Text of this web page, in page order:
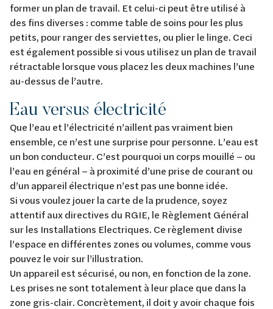
former un plan de travail. Et celui-ci peut être utilisé à
des fins diverses : comme table de soins pour les plus
petits, pour ranger des serviettes, ou plier le linge. Ceci
est également possible si vous utilisez un plan de travail
rétractable lorsque vous placez les deux machines l’une
au-dessus de l’autre.
Eau versus électricité
Que l’eau et l’électricité n’aillent pas vraiment bien
ensemble, ce n’est une surprise pour personne. L’eau est
un bon conducteur. C’est pourquoi un corps mouillé – ou
l’eau en général – à proximité d’une prise de courant ou
d’un appareil électrique n’est pas une bonne idée.
Si vous voulez jouer la carte de la prudence, soyez
attentif aux directives du RGIE, le Règlement Général
sur les Installations Electriques. Ce règlement divise
l’espace en différentes zones ou volumes, comme vous
pouvez le voir sur l’illustration.
Un appareil est sécurisé, ou non, en fonction de la zone.
Les prises ne sont totalement à leur place que dans la
zone gris-clair. Concrètement, il doit y avoir chaque fois